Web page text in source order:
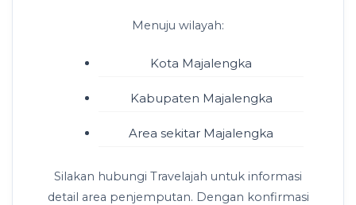
Menuju wilayah:
Kota Majalengka
Kabupaten Majalengka
Area sekitar Majalengka
Silakan hubungi Travelajah untuk informasi
detail area penjemputan. Dengan konfirmasi